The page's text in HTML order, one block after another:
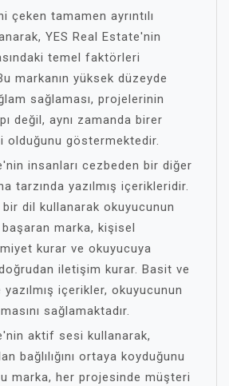
çeken tamamen ayrıntılı
YES Real Estate'nin
temel faktörleri
markanın yüksek düzeyde
sağlaması, projelerinin
değil, aynı zamanda birer
olduğunu göstermektedir.
insanları cezbeden bir diğer
tarzında yazılmış içerikleridir.
dil kullanarak okuyucunun
marka, kişisel
kurar ve okuyucuya
iletişim kurar. Basit ve
yazılmış içerikler, okuyucunun
sağlamaktadır.
aktif sesi kullanarak,
bağlılığını ortaya koyduğunu
marka, her projesinde müşteri